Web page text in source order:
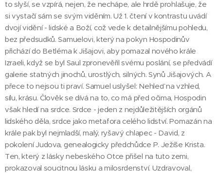
to slyší, se vzpírá, nejen, že nechápe, ale hrdě prohlašuje, že
si vystačí sám se svým viděním. Už 1. čtení v kontrastu uvádí
dvojí vidění - lidské a Boží, což vede k detailnějšímu pohledu,
bez předsudků. Samuelovi, který na pokyn Hospodinův
přichází do Betléma k Jišajovi, aby pomazal nového krále
Izraeli, když se byl Saul zpronevěřil svému poslání, se předvádí
galerie statných jinochů, urostlých, silných. Synů Jišajových. A
přece to nejsou ti praví. Samuel uslyšel: Nehleď na vzhled,
sílu, krásu. Člověk se dívá na to, co má před očima, Hospodin
však hledí na srdce. Srdce - jeden z nejdůležitějších orgánů
lidského děla, srdce jako metafora celého lidství. Pomazán na
krále pak byl nejmladší, malý, ryšavý chlapec - David, z
pokolení Judova, genealogicky předchůdce P. Ježíše Krista.
Ten, který z lásky nebeského Otce přišel na tuto zemi,
prokazoval soucitnou lásku a milosrdenství. Uzdravoval,